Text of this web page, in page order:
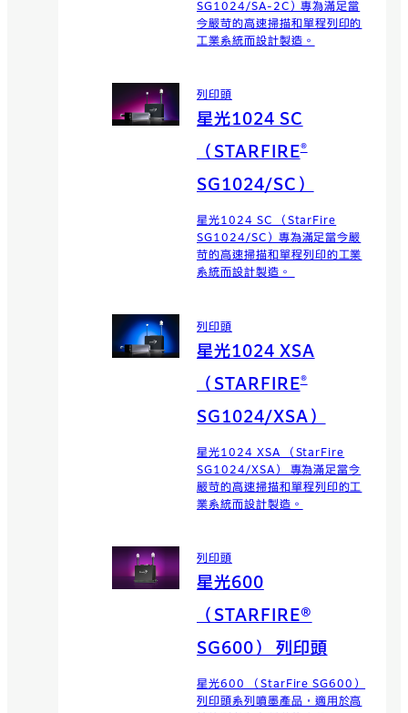
SG1024/SA-2C）專為滿足當
今嚴苛的高速掃描和單程列印的
工業系統而設計製造。
列印頭
星光1024 SC
（STARFIRE®
SG1024/SC）
星光1024 SC （StarFire
SG1024/SC）專為滿足當今嚴
苛的高速掃描和單程列印的工業
系統而設計製造。
列印頭
星光1024 XSA
（STARFIRE®
SG1024/XSA）
星光1024 XSA （StarFire
SG1024/XSA） 專為滿足當今
嚴苛的高速掃描和單程列印的工
業系統而設計製造。
列印頭
星光600
（STARFIRE®
SG600） 列印頭
星光600 （StarFire SG600）
列印頭系列噴墨產品，適用於高